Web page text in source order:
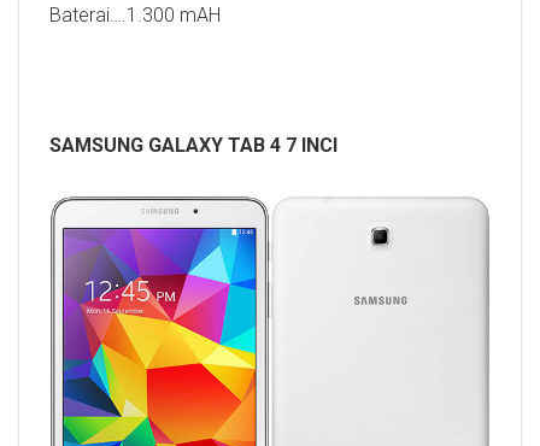
Baterai….1.300 mAH
SAMSUNG GALAXY TAB 4 7 INCI